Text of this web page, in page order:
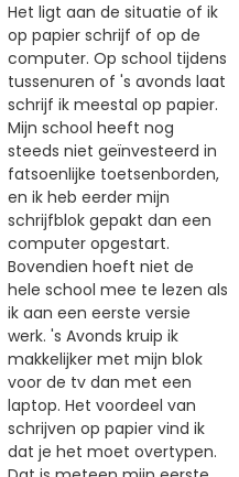
Het ligt aan de situatie of ik
op papier schrijf of op de
computer. Op school tijdens
tussenuren of 's avonds laat
schrijf ik meestal op papier.
Mijn school heeft nog
steeds niet geïnvesteerd in
fatsoenlijke toetsenborden,
en ik heb eerder mijn
schrijfblok gepakt dan een
computer opgestart.
Bovendien hoeft niet de
hele school mee te lezen als
ik aan een eerste versie
werk. 's Avonds kruip ik
makkelijker met mijn blok
voor de tv dan met een
laptop. Het voordeel van
schrijven op papier vind ik
dat je het moet overtypen.